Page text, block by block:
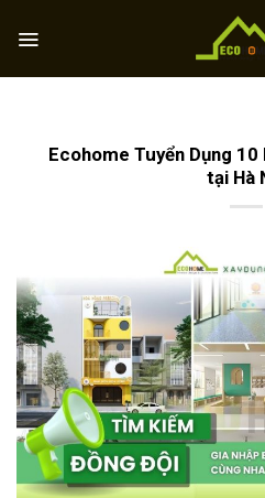
content
Ecohome Tuyển Dụng 10
tại Hà